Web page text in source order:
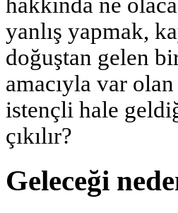
yanlış yapmak,
doğuştan gelen
amacıyla var
istençli hale
çıkılır?
Geleceği